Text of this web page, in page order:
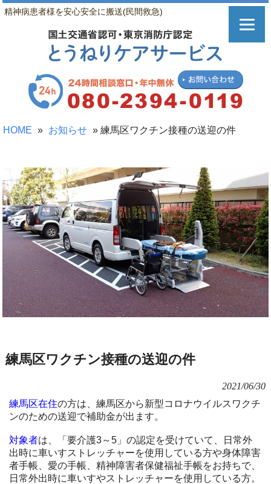
精神病患者様を安心安全に搬送(民間救急)
HOME » お知らせ » 練馬区ワクチン接種の送迎の件
練馬区ワクチン接種の送迎の件
2021/06/30
練馬区在住の方は、練馬区から新型コロナウイルスワクチ
ンのための送迎で補助金が出ます。
対象者は、「要介護3～5」の認定を受けていて、日常外
出時に車いすストレッチャーを使用している方や身体障害
者手帳、愛の手帳、精神障害者保健福祉手帳をお持ちで、
日常外出時に車いすやストレッチャーを使用している方。